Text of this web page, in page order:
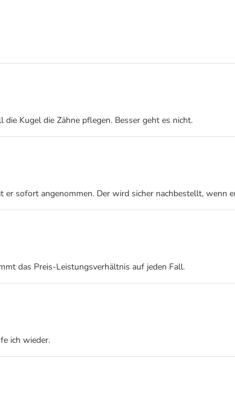
Kugel die Zähne pflegen. Besser geht es nicht.
sofort angenommen. Der wird sicher nachbestellt, wenn
das Preis-Leistungsverhältnis auf jeden Fall.
ich wieder.